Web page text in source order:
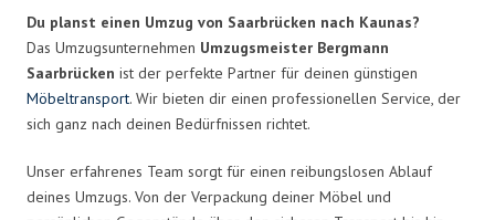
Du planst einen Umzug von Saarbrücken nach Kaunas?
Das Umzugsunternehmen Umzugsmeister Bergmann
Saarbrücken ist der perfekte Partner für deinen günstigen
Möbeltransport. Wir bieten dir einen professionellen Service, der
sich ganz nach deinen Bedürfnissen richtet.
Unser erfahrenes Team sorgt für einen reibungslosen Ablauf
deines Umzugs. Von der Verpackung deiner Möbel und